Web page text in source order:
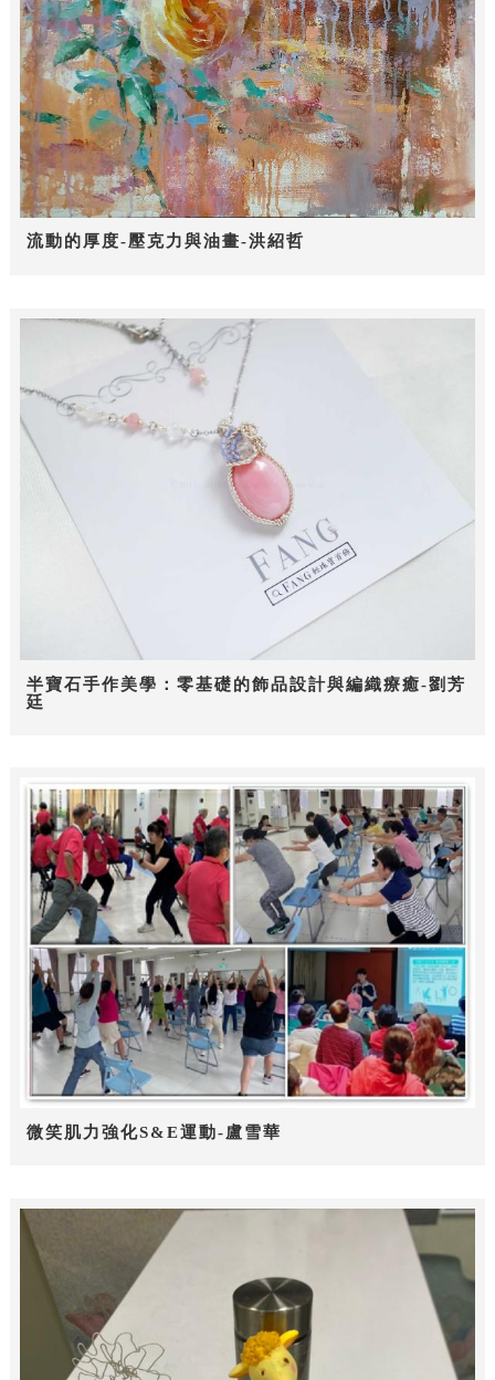
流動的厚度-壓克力與油畫-洪紹哲
半寶石手作美學：零基礎的飾品設計與編織療癒-劉芳
廷
微笑肌力強化S&E運動-盧雪華